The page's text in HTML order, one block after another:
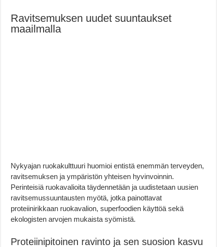
Ravitsemuksen uudet suuntaukset
maailmalla
Nykyajan ruokakulttuuri huomioi entistä enemmän terveyden,
ravitsemuksen ja ympäristön yhteisen hyvinvoinnin.
Perinteisiä ruokavalioita täydennetään ja uudistetaan uusien
ravitsemussuuntausten myötä, jotka painottavat
proteiinirikkaan ruokavalion, superfoodien käyttöä sekä
ekologisten arvojen mukaista syömistä.
Proteiinipitoinen ravinto ja sen suosion kasvu